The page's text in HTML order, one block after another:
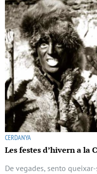
CERDANYA
Les festes d’hivern a la
De vegades, sento